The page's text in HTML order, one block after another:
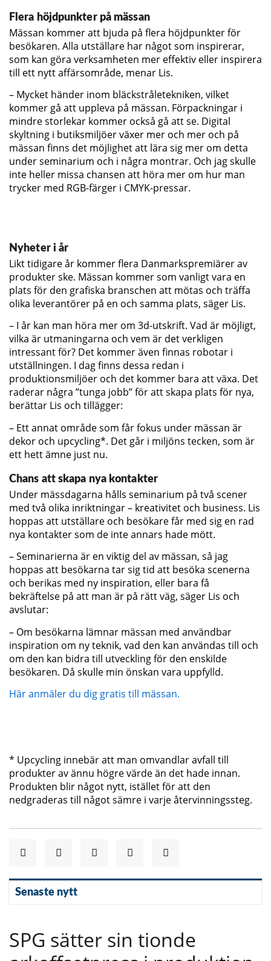
Flera höjdpunkter på mässan
Mässan kommer att bjuda på flera höjdpunkter för
besökaren. Alla utställare har något som inspirerar,
som kan göra verksamheten mer effektiv eller inspirera
till ett nytt affärsområde, menar Lis.
– Mycket händer inom bläckstråletekniken, vilket
kommer gå att uppleva på mässan. Förpackningar i
mindre storlekar kommer också gå att se. Digital
skyltning i butiksmiljöer växer mer och mer och på
mässan finns det möjlighet att lära sig mer om detta
under seminarium och i några montrar. Och jag skulle
inte heller missa chansen att höra mer om hur man
trycker med RGB-färger i CMYK-pressar.
Nyheter i år
Likt tidigare år kommer flera Danmarkspremiärer av
produkter ske. Mässan kommer som vanligt vara en
plats för den grafiska branschen att mötas och träffa
olika leverantörer på en och samma plats, säger Lis.
– I år kan man höra mer om 3d-utskrift. Vad är möjligt,
vilka är utmaningarna och vem är det verkligen
intressant för? Det kommer även finnas robotar i
utställningen. I dag finns dessa redan i
produktionsmiljöer och det kommer bara att växa. Det
raderar några ”tunga jobb” för att skapa plats för nya,
berättar Lis och tillägger:
– Ett annat område som får fokus under mässan är
dekor och upcycling*. Det går i miljöns tecken, som är
ett hett ämne just nu.
Chans att skapa nya kontakter
Under mässdagarna hålls seminarium på två scener
med två olika inriktningar – kreativitet och business. Lis
hoppas att utställare och besökare får med sig en rad
nya kontakter som de inte annars hade mött.
– Seminarierna är en viktig del av mässan, så jag
hoppas att besökarna tar sig tid att besöka scenerna
och berikas med ny inspiration, eller bara få
bekräftelse på att man är på rätt väg, säger Lis och
avslutar:
– Om besökarna lämnar mässan med användbar
inspiration om ny teknik, vad den kan användas till och
om den kan bidra till utveckling för den enskilde
besökaren. Då skulle min önskan vara uppfylld.
Här anmäler du dig gratis till mässan.
* Upcycling innebär att man omvandlar avfall till
produkter av ännu högre värde än det hade innan.
Produkten blir något nytt, istället för att den
nedgraderas till något sämre i varje återvinningssteg.
Senaste nytt
SPG sätter sin tionde